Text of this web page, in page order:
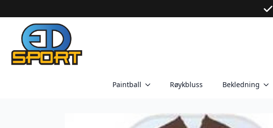
Paintball Røykbluss Bekledning